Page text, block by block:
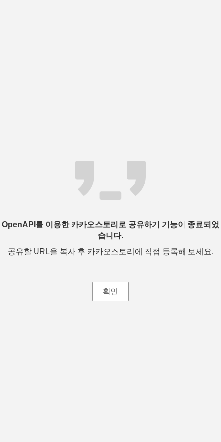
OpenAPI를 이용한 카카오스토리로 공유하기 기능이 종료되었
습니다.
공유할 URL을 복사 후 카카오스토리에 직접 등록해 보세요.
확인